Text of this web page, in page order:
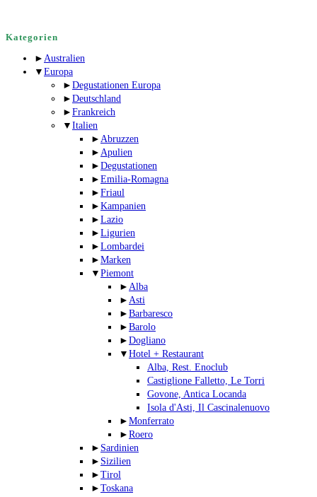
Kategorien
► Australien
▼ Europa
► Degustationen Europa
► Deutschland
► Frankreich
▼ Italien
► Abruzzen
► Apulien
► Degustationen
► Emilia-Romagna
► Friaul
► Kampanien
► Lazio
► Ligurien
► Lombardei
► Marken
▼ Piemont
► Alba
► Asti
► Barbaresco
► Barolo
► Dogliano
▼ Hotel + Restaurant
Alba, Rest. Enoclub
Castiglione Falletto, Le Torri
Govone, Antica Locanda
Isola d'Asti, Il Cascinalenuovo
► Monferrato
► Roero
► Sardinien
► Sizilien
► Tirol
► Toskana